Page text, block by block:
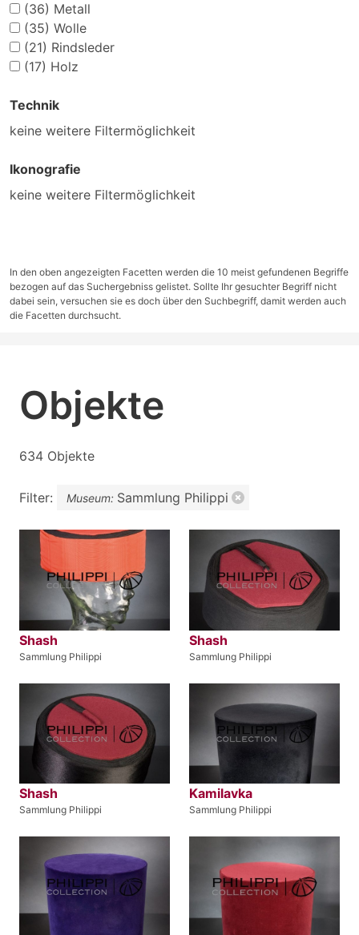
(36) Metall
(35) Wolle
(21) Rindsleder
(17) Holz
Technik
keine weitere Filtermöglichkeit
Ikonografie
keine weitere Filtermöglichkeit
In den oben angezeigten Facetten werden die 10 meist gefundenen Begriffe
bezogen auf das Suchergebniss gelistet. Sollte Ihr gesuchter Begriff nicht
dabei sein, versuchen sie es doch über den Suchbegriff, damit werden auch
die Facetten durchsucht.
Objekte
634 Objekte
Filter: Museum: Sammlung Philippi
Shash
Sammlung Philippi
Shash
Sammlung Philippi
Shash
Sammlung Philippi
Kamilavka
Sammlung Philippi